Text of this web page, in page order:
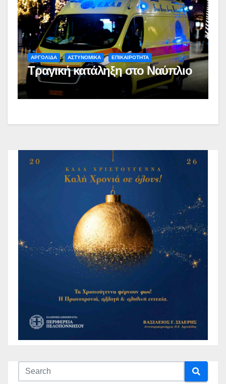
ΑΡΓΟΛΙΔΑ ΑΣΤΥΝΟΜΙΚΑ ΕΠΙΚΑΙΡΟΤΗΤΑ
Τραγική κατάληξη στο Ναύπλιο